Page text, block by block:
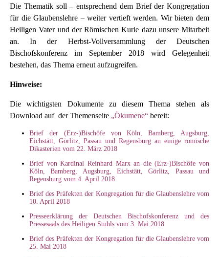
Die Thematik soll – entsprechend dem Brief der Kongregation
für die Glaubenslehre – weiter vertieft werden. Wir bieten dem
Heiligen Vater und der Römischen Kurie dazu unsere Mitarbeit
an. In der Herbst-Vollversammlung der Deutschen
Bischofskonferenz im September 2018 wird Gelegenheit
bestehen, das Thema erneut aufzugreifen.
Hinweise:
Die wichtigsten Dokumente zu diesem Thema stehen als
Download auf der Themenseite „Ökumene“ bereit:
Brief der (Erz-)Bischöfe von Köln, Bamberg, Augsburg,
Eichstätt, Görlitz, Passau und Regensburg an einige römische
Dikasterien vom 22. März 2018
Brief von Kardinal Reinhard Marx an die (Erz-)Bischöfe von
Köln, Bamberg, Augsburg, Eichstätt, Görlitz, Passau und
Regensburg vom 4. April 2018
Brief des Präfekten der Kongregation für die Glaubenslehre vom
10. April 2018
Presseerklärung der Deutschen Bischofskonferenz und des
Pressesaals des Heiligen Stuhls vom 3. Mai 2018
Brief des Präfekten der Kongregation für die Glaubenslehre vom
25. Mai 2018